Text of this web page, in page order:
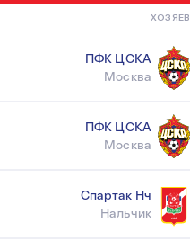
ПФК ЦСКА
Москва
ПФК ЦСКА
Москва
Спартак Нч
Нальчик